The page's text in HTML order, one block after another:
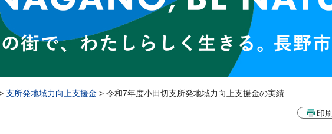
支所発地域力向上支援金 > 令和7年度小田切支所発地域力向上支援金の実績
印刷